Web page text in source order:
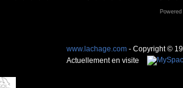
www.lachage.com - Copyright ©
Actuellement en visite